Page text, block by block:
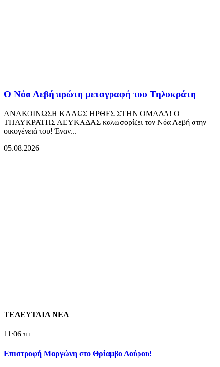
Ο Νόα Λεβή πρώτη μεταγραφή του Τηλυκράτη
ΑΝΑΚΟΙΝΩΣΗ ΚΑΛΩΣ ΗΡΘΕΣ ΣΤΗΝ ΟΜΑΔΑ! Ο
ΤΗΛΥΚΡΑΤΗΣ ΛΕΥΚΑΔΑΣ καλωσορίζει τον Νόα Λεβή στην
οικογένειά του! Έναν...
05.08.2026
ΤΕΛΕΥΤΑΙΑ ΝΕΑ
11:06 πμ
Επιστροφή Μαργώνη στο Θρίαμβο Λούρου!